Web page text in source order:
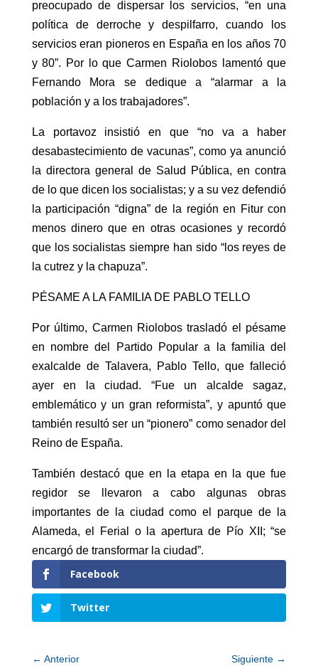
preocupado de dispersar los servicios, “en una
política de derroche y despilfarro, cuando los
servicios eran pioneros en España en los años 70
y 80”. Por lo que Carmen Riolobos lamentó que
Fernando Mora se dedique a “alarmar a la
población y a los trabajadores”.
La portavoz insistió en que “no va a haber
desabastecimiento de vacunas”, como ya anunció
la directora general de Salud Pública, en contra
de lo que dicen los socialistas; y a su vez defendió
la participación “digna” de la región en Fitur con
menos dinero que en otras ocasiones y recordó
que los socialistas siempre han sido “los reyes de
la cutrez y la chapuza”.
PÉSAME A LA FAMILIA DE PABLO TELLO
Por último, Carmen Riolobos trasladó el pésame
en nombre del Partido Popular a la familia del
exalcalde de Talavera, Pablo Tello, que falleció
ayer en la ciudad. “Fue un alcalde sagaz,
emblemático y un gran reformista”, y apuntó que
también resultó ser un “pionero” como senador del
Reino de España.
También destacó que en la etapa en la que fue
regidor se llevaron a cabo algunas obras
importantes de la ciudad como el parque de la
Alameda, el Ferial o la apertura de Pío XII; “se
encargó de transformar la ciudad”.
Facebook
Twitter
← Anterior Siguiente →